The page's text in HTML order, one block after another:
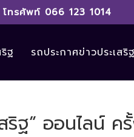
ทรศัพท์ 066 123 1014
ฐ รถประกาศข่าวประเสริฐ
ริฐ” ออนไลน์ ค